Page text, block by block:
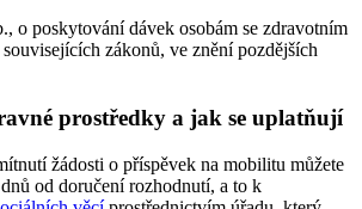
o poskytování dávek osobám se zdravotním
zákonů, ve znění pozdějších
prostředky a jak se uplatňují
žádosti o příspěvek na mobilitu můžete
od doručení rozhodnutí, a to k